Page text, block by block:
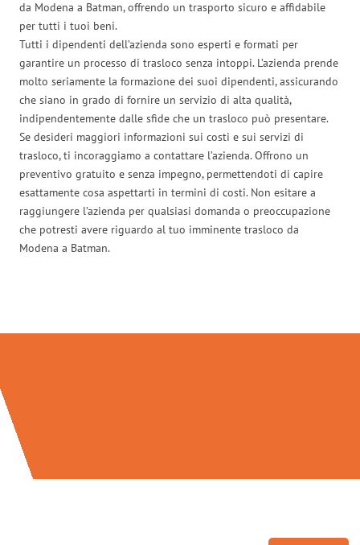
da Modena a Batman, offrendo un trasporto sicuro e affidabile
per tutti i tuoi beni.
Tutti i dipendenti dell’azienda sono esperti e formati per
garantire un processo di trasloco senza intoppi. L’azienda prende
molto seriamente la formazione dei suoi dipendenti, assicurando
che siano in grado di fornire un servizio di alta qualità,
indipendentemente dalle sfide che un trasloco può presentare.
Se desideri maggiori informazioni sui costi e sui servizi di
trasloco, ti incoraggiamo a contattare l’azienda. Offrono un
preventivo gratuito e senza impegno, permettendoti di capire
esattamente cosa aspettarti in termini di costi. Non esitare a
raggiungere l’azienda per qualsiasi domanda o preoccupazione
che potresti avere riguardo al tuo imminente trasloco da
Modena a Batman.